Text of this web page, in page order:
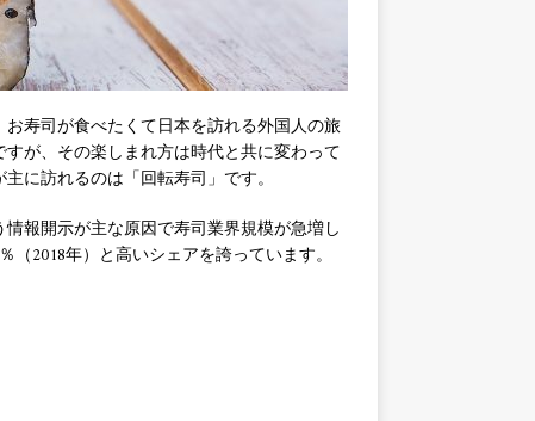
寿司が食べたくて日本を訪れる外国人の旅
が、その楽しまれ方は時代と共に変わって
に訪れるのは「回転寿司」です。
報開示が主な原因で寿司業界規模が急増し
2018年）と高いシェアを誇っています。